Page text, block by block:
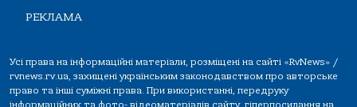
РЕКЛАМА
Усі права на інформаційні матеріали, розміщені на сайті «RvNews» /
rvnews.rv.ua, захищені українським законодавством про авторське
право та інші суміжні права. При використанні, передруку